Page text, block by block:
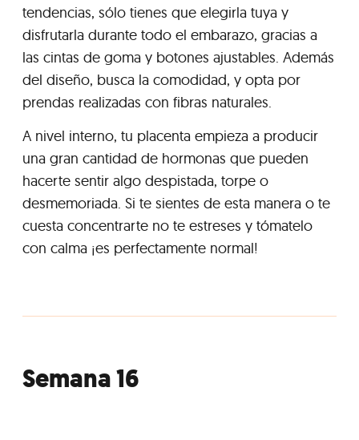
tendencias, sólo tienes que elegirla tuya y
disfrutarla durante todo el embarazo, gracias a
las cintas de goma y botones ajustables. Además
del diseño, busca la comodidad, y opta por
prendas realizadas con fibras naturales.
A nivel interno, tu placenta empieza a producir
una gran cantidad de hormonas que pueden
hacerte sentir algo despistada, torpe o
desmemoriada. Si te sientes de esta manera o te
cuesta concentrarte no te estreses y tómatelo
con calma ¡es perfectamente normal!
Semana 16